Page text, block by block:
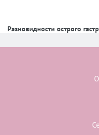
Разновидности острого